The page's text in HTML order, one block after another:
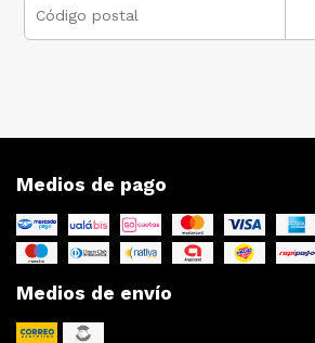
Medios de pago
Medios de envío